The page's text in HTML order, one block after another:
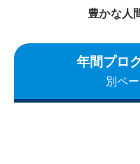
豊かな人
年間プロ
別ペ